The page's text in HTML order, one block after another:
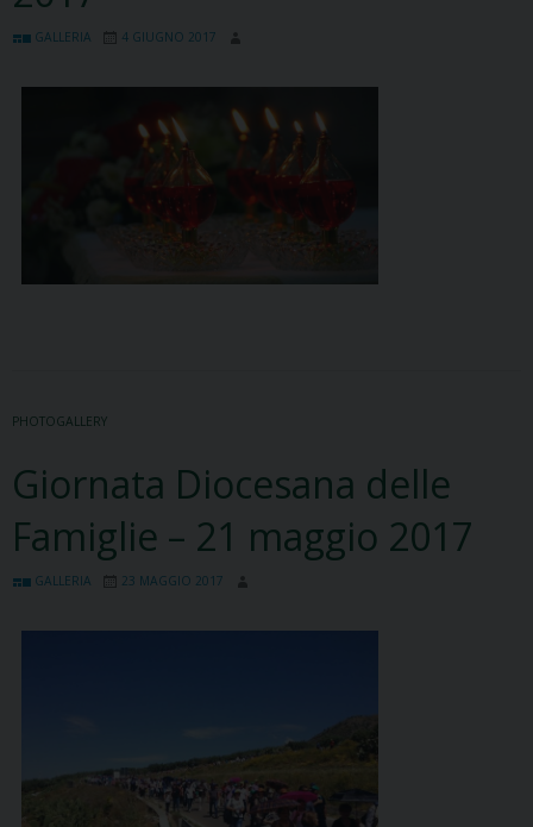
GALLERIA 4 GIUGNO 2017
PHOTOGALLERY
Giornata Diocesana delle
Famiglie – 21 maggio 2017
GALLERIA 23 MAGGIO 2017